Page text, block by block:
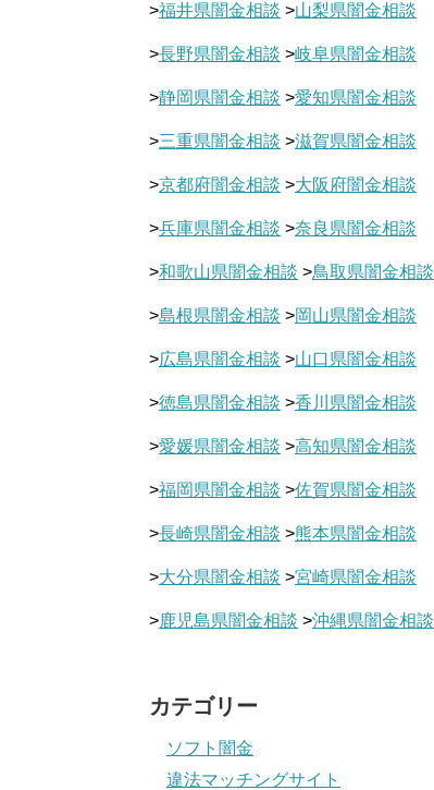
>福井県闇金相談 >山梨県闇金相談
>長野県闇金相談 >岐阜県闇金相談
>静岡県闇金相談 >愛知県闇金相談
>三重県闇金相談 >滋賀県闇金相談
>京都府闇金相談 >大阪府闇金相談
>兵庫県闇金相談 >奈良県闇金相談
>和歌山県闇金相談 >鳥取県闇金相談
>島根県闇金相談 >岡山県闇金相談
>広島県闇金相談 >山口県闇金相談
>徳島県闇金相談 >香川県闇金相談
>愛媛県闇金相談 >高知県闇金相談
>福岡県闇金相談 >佐賀県闇金相談
>長崎県闇金相談 >熊本県闇金相談
>大分県闇金相談 >宮崎県闇金相談
>鹿児島県闇金相談 >沖縄県闇金相談
カテゴリー
ソフト闇金
違法マッチングサイト